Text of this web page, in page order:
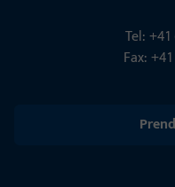
Tel:
Fax: